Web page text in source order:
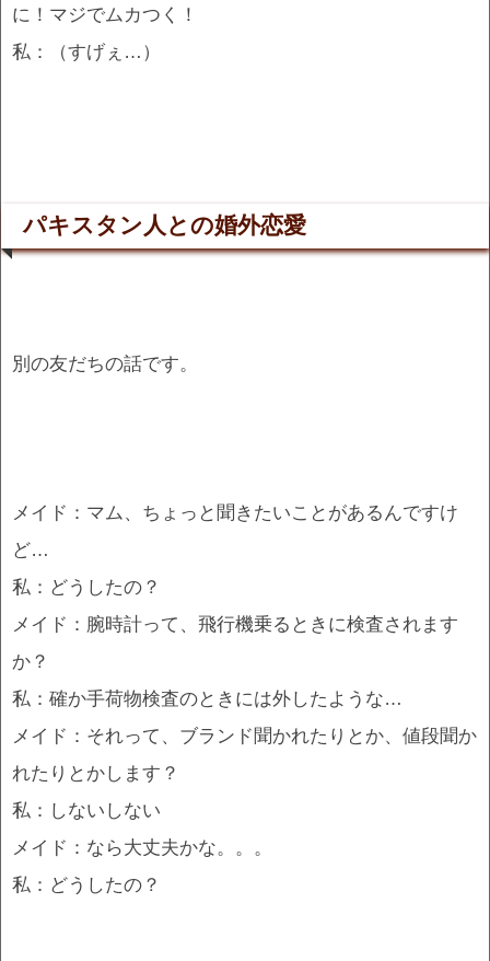
に！マジでムカつく！
私：（すげぇ…）
パキスタン人との婚外恋愛
別の友だちの話です。
メイド：マム、ちょっと聞きたいことがあるんですけ
ど…
私：どうしたの？
メイド：腕時計って、飛行機乗るときに検査されます
か？
私：確か手荷物検査のときには外したような…
メイド：それって、ブランド聞かれたりとか、値段聞か
れたりとかします？
私：しないしない
メイド：なら大丈夫かな。。。
私：どうしたの？